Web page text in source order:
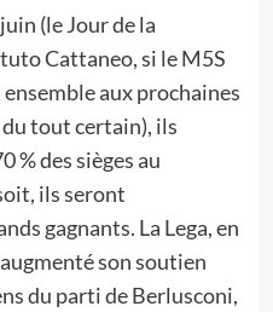
(le Jour de la
Cattaneo, si le M5S
aux prochaines
du tout certain), ils
% des sièges au
ils seront
gagnants. La Lega, en
son soutien
du parti de Berlusconi,